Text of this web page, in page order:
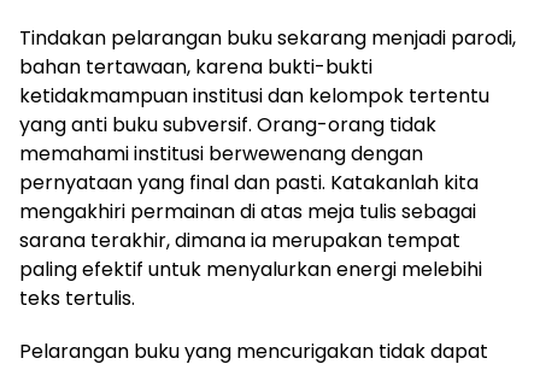
Tindakan pelarangan buku sekarang menjadi parodi,
bahan tertawaan, karena bukti-bukti
ketidakmampuan institusi dan kelompok tertentu
yang anti buku subversif. Orang-orang tidak
memahami institusi berwewenang dengan
pernyataan yang final dan pasti. Katakanlah kita
mengakhiri permainan di atas meja tulis sebagai
sarana terakhir, dimana ia merupakan tempat
paling efektif untuk menyalurkan energi melebihi
teks tertulis.
Pelarangan buku yang mencurigakan tidak dapat